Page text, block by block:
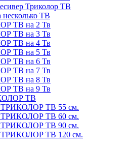
Триколор ТВ
ТВ
ТВ на 2 Тв
ТВ на 3 Тв
ТВ на 4 Тв
ТВ на 5 Тв
ТВ на 6 Тв
ТВ на 7 Тв
ТВ на 8 Тв
ТВ на 9 Тв
ТВ
ТРИКОЛОР ТВ 55 см.
ТРИКОЛОР ТВ 60 см.
ТРИКОЛОР ТВ 90 см.
ТРИКОЛОР ТВ 120 см.